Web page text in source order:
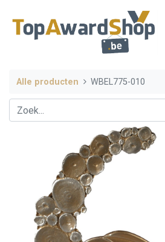
Alle producten WBEL775-010